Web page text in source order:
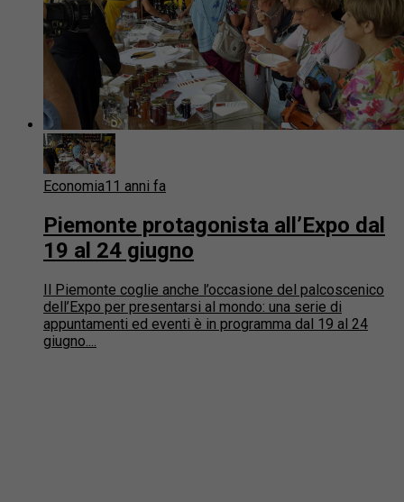
Economia11 anni fa
Piemonte protagonista all’Expo dal
19 al 24 giugno
Il Piemonte coglie anche l’occasione del palcoscenico
dell’Expo per presentarsi al mondo: una serie di
appuntamenti ed eventi è in programma dal 19 al 24
giugno....